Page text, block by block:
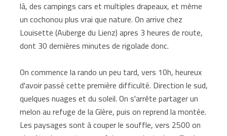
là, des campings cars et multiples drapeaux, et même
un cochonou plus vrai que nature. On arrive chez
Louisette (Auberge du Lienz) apres 3 heures de route,
dont 30 dernières minutes de rigolade donc.
On commence la rando un peu tard, vers 10h, heureux
d'avoir passé cette première difficulté. Direction le sud,
quelques nuages et du soleil. On s'arrête partager un
melon au refuge de la Glère, puis on reprend la montée.
Les paysages sont à couper le souffle, vers 2500 on